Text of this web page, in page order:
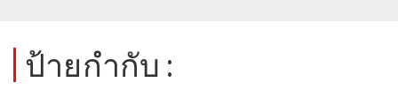
ป้ายกำกับ :